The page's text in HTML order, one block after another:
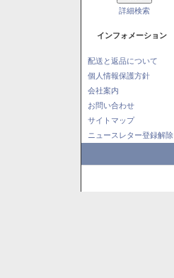
詳細検索
インフォメーション
配送と返品について
個人情報保護方針
会社案内
お問い合わせ
サイトマップ
ニュースレター登録解除